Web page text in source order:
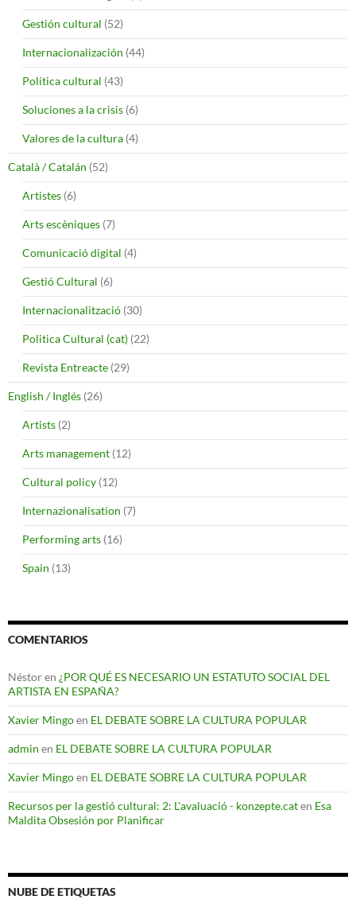
Gestión cultural (52)
Internacionalización (44)
Política cultural (43)
Soluciones a la crisis (6)
Valores de la cultura (4)
Català / Catalán (52)
Artistes (6)
Arts escèniques (7)
Comunicació digital (4)
Gestió Cultural (6)
Internacionalització (30)
Politica Cultural (cat) (22)
Revista Entreacte (29)
English / Inglés (26)
Artists (2)
Arts management (12)
Cultural policy (12)
Internazionalisation (7)
Performing arts (16)
Spain (13)
COMENTARIOS
Néstoren ¿POR QUÉ ES NECESARIO UN ESTATUTO SOCIAL DEL
ARTISTA EN ESPAÑA?
Xavier Mingoen EL DEBATE SOBRE LA CULTURA POPULAR
admin en EL DEBATE SOBRE LA CULTURA POPULAR
Xavier Mingoen EL DEBATE SOBRE LA CULTURA POPULAR
Recursos per la gestió cultural: 2: L'avaluació - konzepte.caten Esa
Maldita Obsesión por Planificar
NUBE DE ETIQUETAS